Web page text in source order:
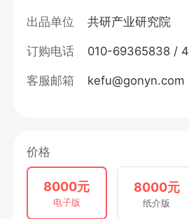
出品单位 共研产业研究院
订购电话 010-69365838 /
客服邮箱 kefu@gonyn.com
价格
8000元
电子版
8000元
纸介版